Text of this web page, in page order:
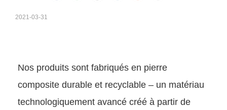
2021-03-31
Nos produits sont fabriqués en pierre
composite durable et recyclable – un matériau
technologiquement avancé créé à partir de